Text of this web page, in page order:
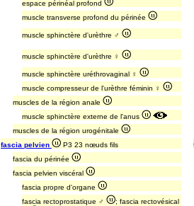
espace périnéal profond
muscle transverse profond du périnée
muscle sphinctère d'urèthre ♂
muscle sphinctère d'urèthre ♀
muscle sphinctère uréthrovaginal ♀
muscle compresseur de l'urèthre féminin ♀
muscles de la région anale
muscle sphinctère externe de l'anus
muscles de la région urogénitale
fascia pelvien P3 23 nœuds fils
fascia du périnée
fascia pelvien viscéral
fascia propre d'organe
fascia rectoprostatique ♂
; fascia rectovésical